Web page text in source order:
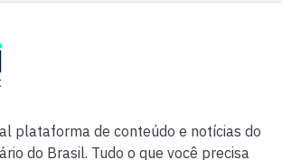
plataforma de conteúdo e notícias do
do Brasil. Tudo o que você precisa